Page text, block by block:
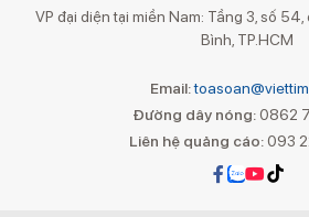
VP đại diện tại miền Nam: Tầng 3, số
Bình, TP.HCM
Email:
Đường dây nóng: 0862
Liên hệ quảng cáo:093